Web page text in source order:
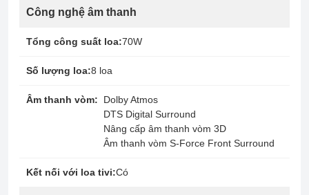
Công nghệ âm thanh
Tổng công suất loa:70W
Số lượng loa:8 loa
Âm thanh vòm:
Dolby Atmos
DTS Digital Surround
Nâng cấp âm thanh vòm 3D
Âm thanh vòm S-Force Front Surround
Kết nối với loa tivi:Có